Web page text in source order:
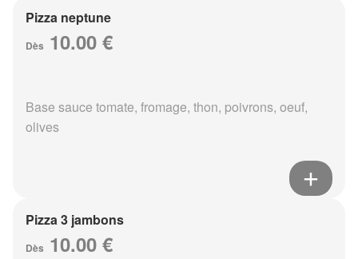
Pizza neptune
Dès 10.00 €
Base sauce tomate, fromage, thon, poivrons, oeuf,
olives
Pizza 3 jambons
Dès 10.00 €